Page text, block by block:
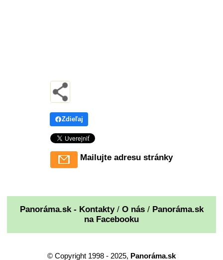
Zdieľaj
Mailujte adresu stránky
Panoráma.sk - Kontakty/ O nás/ Panoráma.sk
na Facebooku
© Copyright 1998 - 2025, Panoráma.sk